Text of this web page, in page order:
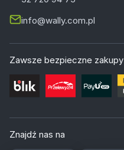
info@wally.com.pl
Zawsze bezpieczne zakupy
Znajdź nas na